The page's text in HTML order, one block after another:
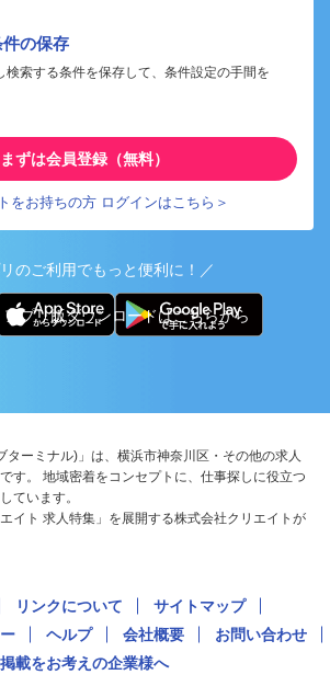
の保存
検索する条件を保存して、条件設定の手間を
まずは会員登録（無料）
をお持ちの方 ログインはこちら＞
のご利用でもっと便利に！／
アプリ版ダウンロードはこちらから
ターミナル)」は、横浜市神奈川区・その他の求人
す。 地域密着をコンセプトに、仕事探しに役立つ
ています。
イト 求人特集」を展開する株式会社クリエイトが
リンクについて
サイトマップ
ヘルプ 会社概要
お問い合わせ
掲載をお考えの企業様へ